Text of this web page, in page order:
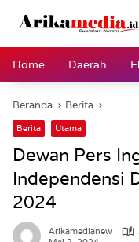
Home
Daerah
Beranda Berita
Berita Utama
Dewan Pers
Independensi
2024
Arikamedianew